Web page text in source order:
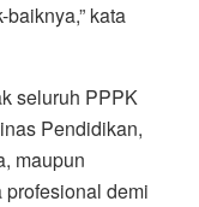
kata
seluruh PPPK
Pendidikan,
maupun
profesional demi